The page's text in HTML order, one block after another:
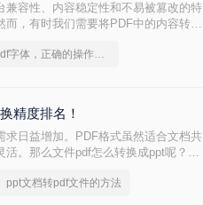
兼容性、内容稳定性和不易被篡改的特
，有时我们需要将PDF中的内容转换
ppt转pdf字体，正确的操作方法
精度排名！
日益增加。PDF格式虽然适合文档共
。那么文件pdf怎么转换成ppt呢？本
ppt文档转pdf文件的方法